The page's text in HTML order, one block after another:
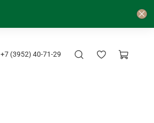
+7 (3952) 40-71-29